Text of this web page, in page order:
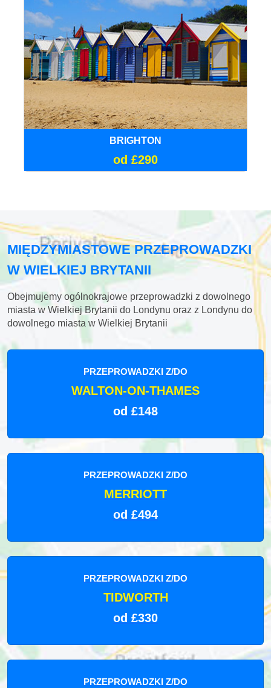
BRIGHTON
od £290
MIĘDZYMIASTOWE PRZEPROWADZKI
W WIELKIEJ BRYTANII
Obejmujemy ogólnokrajowe przeprowadzki z dowolnego
miasta w Wielkiej Brytanii do Londynu oraz z Londynu do
dowolnego miasta w Wielkiej Brytanii
PRZEPROWADZKI Z/DO
WALTON-ON-THAMES
od £148
PRZEPROWADZKI Z/DO
MERRIOTT
od £494
PRZEPROWADZKI Z/DO
TIDWORTH
od £330
PRZEPROWADZKI Z/DO